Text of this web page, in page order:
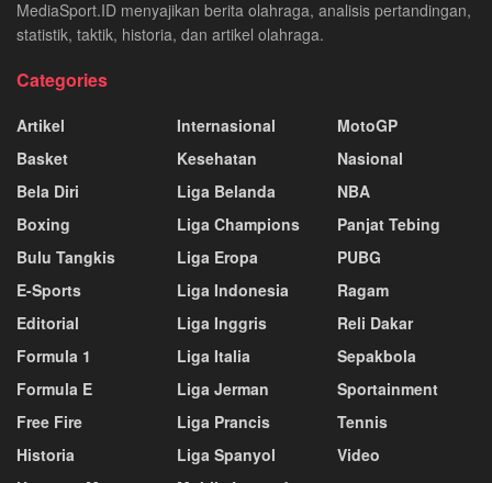
MediaSport.ID menyajikan berita olahraga, analisis pertandingan,
statistik, taktik, historia, dan artikel olahraga.
Categories
Artikel
Basket
Bela Diri
Boxing
Bulu Tangkis
E-Sports
Editorial
Formula 1
Formula E
Free Fire
Historia
Internasional
Kesehatan
Liga Belanda
Liga Champions
Liga Eropa
Liga Indonesia
Liga Inggris
Liga Italia
Liga Jerman
Liga Prancis
Liga Spanyol
MotoGP
Nasional
NBA
Panjat Tebing
PUBG
Ragam
Reli Dakar
Sepakbola
Sportainment
Tennis
Video